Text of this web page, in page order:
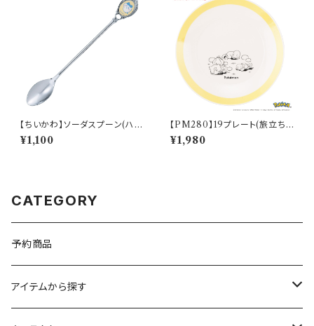
【ちいかわ】ソーダスプーン(ハチ
ワレ)【CKW40】CKW42-850
¥1,100
【PM280】19プレート(旅立ち)
【Daily Sketch】PM285-330
¥1,980
CATEGORY
予約商品
アイテムから探す